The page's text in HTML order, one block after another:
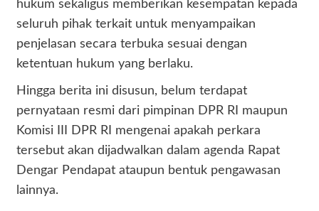
hukum sekaligus memberikan kesempatan kepada
seluruh pihak terkait untuk menyampaikan
penjelasan secara terbuka sesuai dengan
ketentuan hukum yang berlaku.
Hingga berita ini disusun, belum terdapat
pernyataan resmi dari pimpinan DPR RI maupun
Komisi III DPR RI mengenai apakah perkara
tersebut akan dijadwalkan dalam agenda Rapat
Dengar Pendapat ataupun bentuk pengawasan
lainnya.